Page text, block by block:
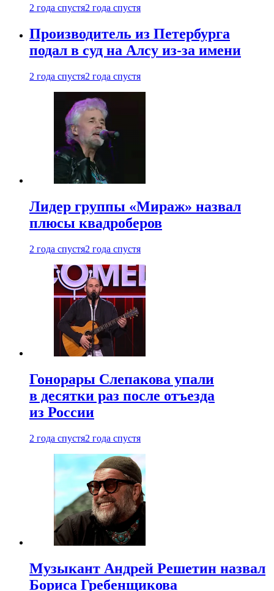
2 года спустя2 года спустя
Производитель из Петербурга
подал в суд на Алсу из-за имени
2 года спустя2 года спустя
Лидер группы «Мираж» назвал
плюсы квадроберов
2 года спустя2 года спустя
Гонорары Слепакова упали
в десятки раз после отъезда
из России
2 года спустя2 года спустя
Музыкант Андрей Решетин назвал
Бориса Гребенщикова